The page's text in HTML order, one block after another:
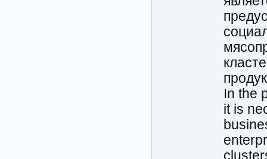
In the
it is